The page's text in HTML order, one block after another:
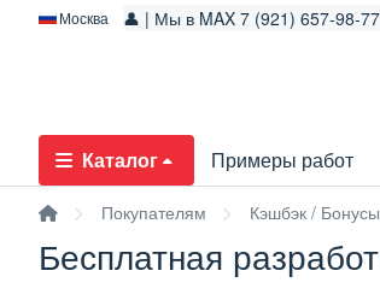
Москва 👤 | Мы в MAX 7 (921) 657-98-77
Каталог Примеры работ
Покупателям Кэшбэк /
Бесплатная